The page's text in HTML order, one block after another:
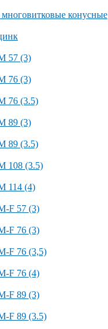
конусные
57 (3)
76 (3)
76 (3.5)
89 (3)
89 (3.5)
108 (3.5)
114 (4)
F 57 (3)
F 76 (3)
F 76 (3,5)
F 76 (4)
F 89 (3)
F 89 (3.5)